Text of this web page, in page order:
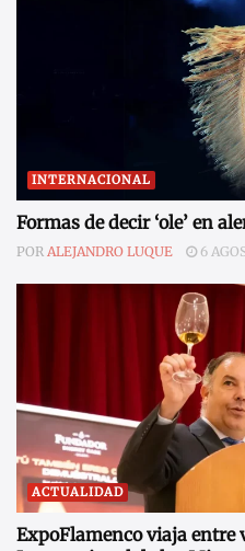
INTERNACIONAL
Formas de decir ‘ole’ en
POR ALEJANDRO LUQUE 6
ACTUALIDAD
ExpoFlamenco viaja entre